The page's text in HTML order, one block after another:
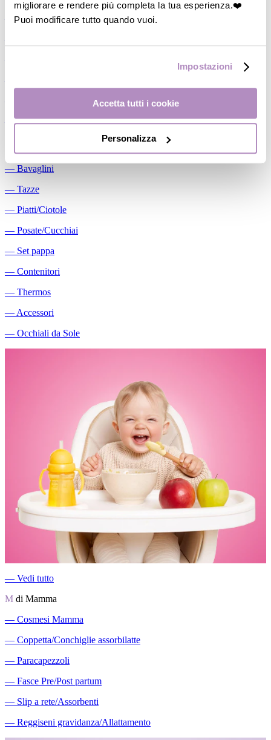
migliorare e rendere più completa la tua esperienza.❤️
Puoi modificare tutto quando vuoi.
Impostazioni
Accetta tutti i cookie
Personalizza
―Succhietti
Conservalatte Materno
―Massaggiagengive
― Bavaglini
― Tazze
― Piatti/Ciotole
― Posate/Cucchiai
― Set pappa
― Contenitori
― Thermos
― Accessori
― Occhiali da Sole
― Vedi tutto
M di Mamma
― Cosmesi Mamma
― Coppetta/Conchiglie assorbilatte
― Paracapezzoli
― Fasce Pre/Post partum
― Slip a rete/Assorbenti
― Reggiseni gravidanza/Allattamento